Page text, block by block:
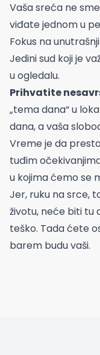
Vaša sreća ne
viđate jednom u
Fokus na
Jedini sud koji je
u ogledalu.
Prihvatite
„tema dana“ u
dana, a vaša
Vreme je da
tuđim
u kojima ćemo se
Jer, ruku na srce,
životu, neće biti tu
teško. Tada ćete
barem budu vaši.